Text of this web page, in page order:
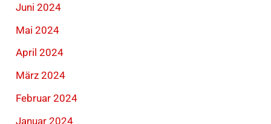
Juni 2024
Mai 2024
April 2024
März 2024
Februar 2024
Januar 2024